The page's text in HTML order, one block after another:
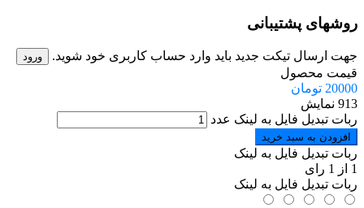
روشهای پشتیبانی
جهت ارسال تیکت جدید باید وارد حساب کاربری خود شوید. ورود
قیمت محصول
20000 تومان
913 نمایش
ربات تبدیل فایل به لینک عدد
افزودن به سبد خرید
ربات تبدیل فایل به لینک
1 از 1 رای
ربات تبدیل فایل به لینک